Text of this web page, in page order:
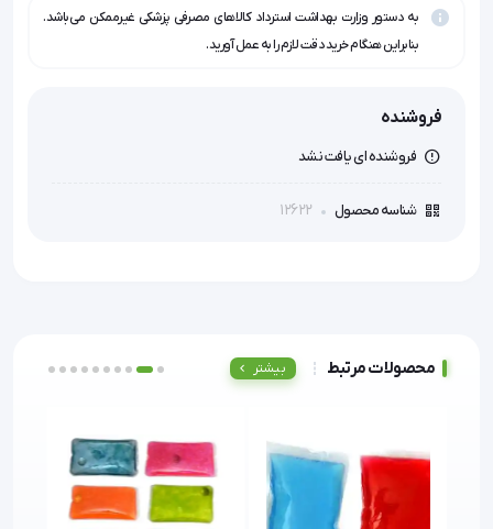
به دستور وزارت بهداشت استرداد کالاهای مصرفی پزشکی غیرممکن می‌باشد.
بنابراین هنگام خرید دقت لازم را به عمل آورید.
فروشنده
فروشنده ای یافت نشد
شناسه محصول 12622
محصولات مرتبط بیشتر